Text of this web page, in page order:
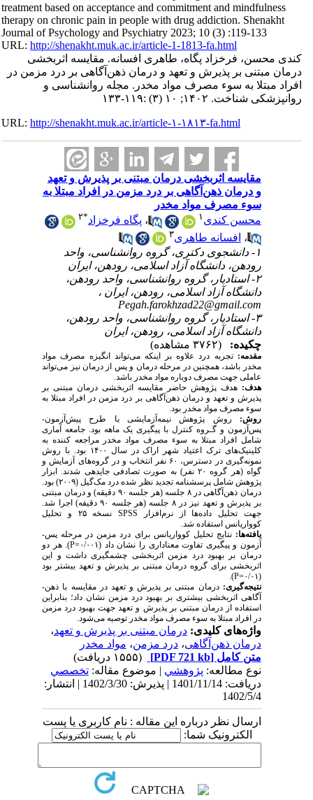
treatment based on acceptance and commitment and mindfulness
therapy on chronic pain in people with drug addiction. Shenakht
Journal of Psychology and Psychiatry 2023; 10 (3) :119-133
URL:http://shenakht.muk.ac.ir/article-1-1813-fa.html
کندی محسن، فرخزاد پگاه، طاهری افسانه. مقایسه اثربخشی
درمان مبتنی بر پذیرش و تعهد و درمان ذهن‌آگاهی بر درد مزمن در
افراد مبتلا به سوء مصرف مواد مخدر. مجله روانشناسی و
روانپزشکی شناخت. ۱۴۰۲; ۱۰ (۳) :۱۱۹-۱۳۳
URL:http://shenakht.muk.ac.ir/article-۱-۱۸۱۳-fa.html
مقایسه اثربخشی درمان مبتنی بر پذیرش و تعهد
و درمان ذهن‌آگاهی بر درد مزمن در افراد مبتلا به
سوء مصرف مواد مخدر
محسن کندی۱ ،پگاه فرخزاد *۲
،افسانه طاهری
۱- دانشجوی دکتری، گروه روانشناسی، واحد
رودهن، دانشگاه آزاد اسلامی، رودهن، ایران
۲- استادیار، گروه روانشناسی، واحد رودهن،
دانشگاه آزاد اسلامی، رودهن، ایران ،
Pegah.farokhzad22@gmail.com
۳- استادیار، گروه روانشناسی، واحد رودهن،
دانشگاه آزاد اسلامی، رودهن، ایران
چکیده:
مقدمه:تجربه درد علاوه بر اینکه می­‌تواند انگیزه مصرف مواد
مخدر باشد، همچنین در مرحله درمان و پس از درمان نیز می­‌تواند
عاملی جهت مصرف دوباره مواد مخدر باشد.
هدف:هدف پژوهش حاضر مقایسه اثربخشی درمان مبتنی بر
پذیرش و تعهد و درمان ذهن­‌آگاهی بر درد مزمن در افراد مبتلا به
سوء مصرف مواد مخدر بود.
روش: روش پژوهش نیمه‌­آزمایشی ﺑﺎ ﻃﺮح پیش‌آزمون-
پس‌آزمون و ﮔـﺮوه ﻛﻨﺘﺮل با پیگیری یک ماهه بود. جامعه آماری
شامل افراد مبتلا به سوء مصرف مواد مخدر مراجعه کننده به
کلینیک‌های ترک اعتیاد شهر اراک در سال ۱۴۰۰ بود. با روش
نمونه‌­گیری در دسترس، ۶۰ نفر انتخاب و در گروه‌­های آزمایش و
گواه (هر گروه ۲۰ نفر) به صورت تصادفی جایدهی شدند. ابزار
پژوهش شامل پرسشنامه تجدید نظر شده درد مک­‌گیل (۲۰۰۹) بود.
درمان ذهن­‌آگاهی در ۸ جلسه (هر جلسه ۹۰ دقیقه) و درمان مبتنی
بر پذیرش و تعهد نیز در ۸ جلسه (هر جلسه ۹۰ دقیقه) اجرا شد.
جهت تحلیل داده‌­ها از نرم‌­افزارSPSS
نسخه ۲۵ و تحلیل
کوواریانس استفاده شد.
یافته‌­ها:نتایج تحلیل کوواریانس برای درد مزمن در مرحله پس‌­
آزمون و پیگیری تفاوت معناداری را نشان داد (۰/۰۰۱=
P). هر دو
درمان بر بهبود درد مزمن اثربخشی چشمگیری داشت و این
اثربخشی برای گروه درمان مبتنی بر پذیرش و تعهد بیشتر بود
P
).
نتیجه­‌گیری:درمان مبتنی بر پذیرش و تعهد در مقایسه با ذهن‌­
آگاهی اثربخشی بیشتری بر بهبود درد مزمن نشان داد؛ بنابراین
استفاده از درمان مبتنی بر پذیرش و تعهد جهت بهبود درد مزمن
در افراد مبتلا به سوء مصرف مواد مخدر توصیه می­‌شود.
واژه‌های کلیدی:درمان مبتنی بر پذیرش و تعهد،
درمان ذهن­‌آگاهی،درد مزمن،مواد مخدر
متن کامل[PDF 721 kb]
نوع مطالعه:پژوهشي| موضوع مقاله:تخصصي
دریافت: 1401/11/14 | پذیرش: 1402/3/30 | انتشار:
1402/5/4
ارسال نظر درباره این مقاله : نام کاربری یا پست
الکترونیک شما: